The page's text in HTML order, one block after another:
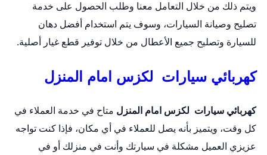
ويتم ذلك من خلال التعامل معنا وطلب الحصول على خدمة
تصليح وصيانة السيارات، وسوف يتم استخدام أفضل دهان
للسيارة وتصليح جميع الأعطال من خلال توفير قطع غيار أصلية.
كهربائي سيارات لكزس امام المنزل
كهربائي سيارات لكزس امام المنزل متاح في خدمة العملاء في
كل وقت، ويتميز بأنه يصل للعملاء في أي مكان، فإذا كنت تواجه
عزيزي العميل مشكلة في سيارتك وأنت في منزلك أو في